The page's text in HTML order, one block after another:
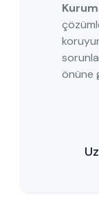
önüne